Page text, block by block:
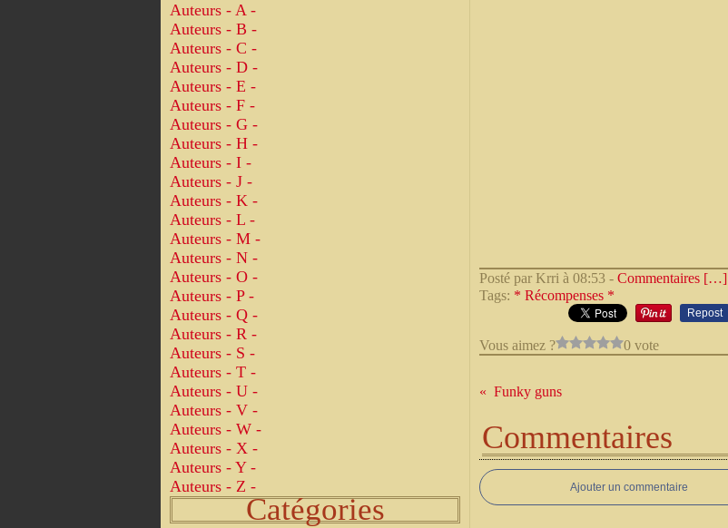
Auteurs - A -
Auteurs - B -
Auteurs - C -
Auteurs - D -
Auteurs - E -
Auteurs - F -
Auteurs - G -
Auteurs - H -
Auteurs - I -
Auteurs - J -
Auteurs - K -
Auteurs - L -
Auteurs - M -
Auteurs - N -
Auteurs - O -
Auteurs - P -
Auteurs - Q -
Auteurs - R -
Auteurs - S -
Auteurs - T -
Auteurs - U -
Auteurs - V -
Auteurs - W -
Auteurs - X -
Auteurs - Y -
Auteurs - Z -
Catégories
Posté par Krri à 08:53 - Commentaires […]
Tags: * Récompenses *
Repost
Vous aimez ? 0 vote
Funky guns
Commentaires
Ajouter un commentaire